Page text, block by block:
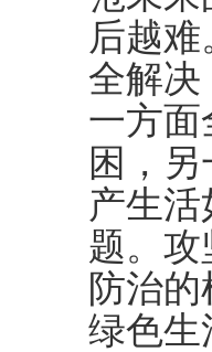
后越
全解决
一方面
困，
产生
题。攻
防治
绿色生